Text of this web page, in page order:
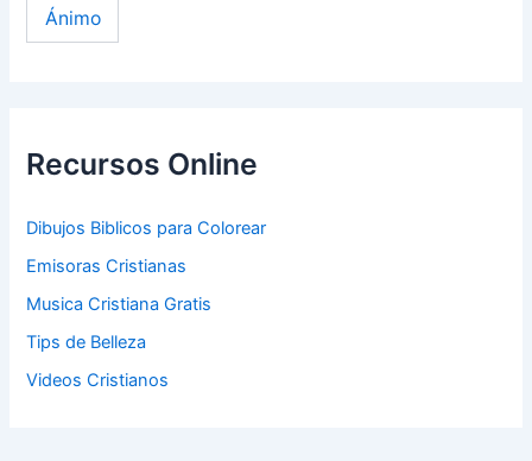
Ánimo
Recursos Online
Dibujos Biblicos para Colorear
Emisoras Cristianas
Musica Cristiana Gratis
Tips de Belleza
Videos Cristianos